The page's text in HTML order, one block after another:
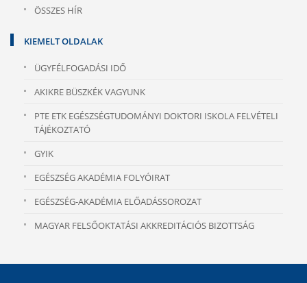
ÖSSZES HÍR
KIEMELT OLDALAK
ÜGYFÉLFOGADÁSI IDŐ
AKIKRE BÜSZKÉK VAGYUNK
PTE ETK EGÉSZSÉGTUDOMÁNYI DOKTORI ISKOLA FELVÉTELI
TÁJÉKOZTATÓ
GYIK
EGÉSZSÉG AKADÉMIA FOLYÓIRAT
EGÉSZSÉG-AKADÉMIA ELŐADÁSSOROZAT
MAGYAR FELSŐOKTATÁSI AKKREDITÁCIÓS BIZOTTSÁG